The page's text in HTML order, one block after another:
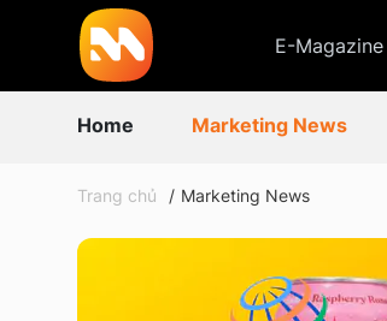
E-Magazine
Home Marketing News
Trang chủ Marketing News